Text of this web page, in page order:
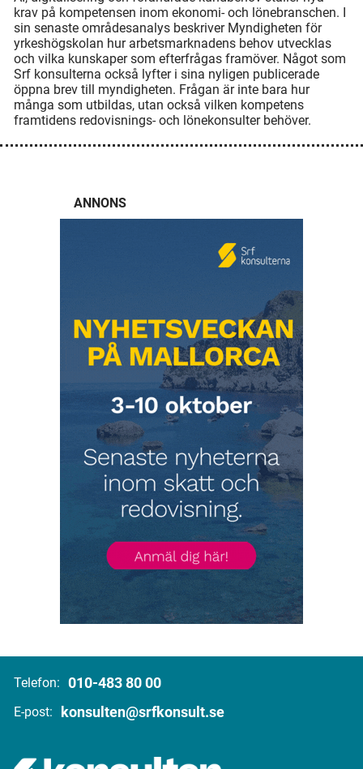
krav på kompetensen inom ekonomi- och lönebranschen. I
sin senaste områdesanalys beskriver Myndigheten för
yrkeshögskolan hur arbetsmarknadens behov utvecklas
och vilka kunskaper som efterfrågas framöver. Något som
Srf konsulterna också lyfter i sina nyligen publicerade
öppna brev till myndigheten. Frågan är inte bara hur
många som utbildas, utan också vilken kompetens
framtidens redovisnings- och lönekonsulter behöver.
ANNONS
Telefon: 010-483 80 00
E-post: konsulten@srfkonsult.se